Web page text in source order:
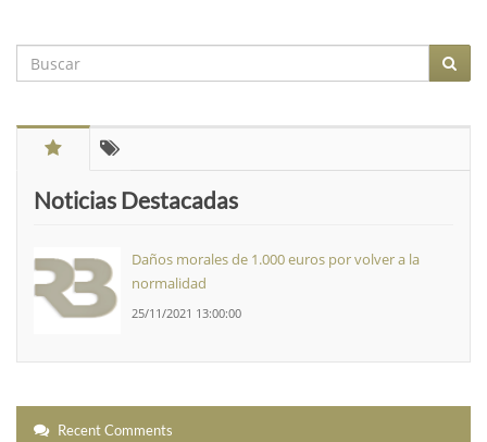
Noticias Destacadas
Daños morales de 1.000 euros por volver a la
normalidad
25/11/2021 13:00:00
Recent Comments